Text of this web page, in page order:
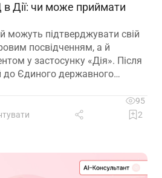
Дії: чи може приймати
можуть підтверджувати свій
посвідченням, а й
у застосунку «Дія». Після
до Єдиного державного
зокрема й реалізовувати
законодавством
95
2